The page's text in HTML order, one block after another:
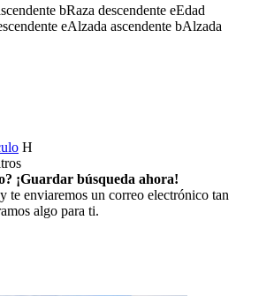
bRaza descendente eEdad
eAlzada ascendente bAlzada
H
¡Guardar búsqueda ahora!
te enviaremos un correo electrónico tan
algo para ti.